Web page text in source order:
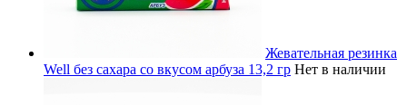
Жевательная резинка
Well без сахара со вкусом арбуза 13,2 гр Нет в наличии